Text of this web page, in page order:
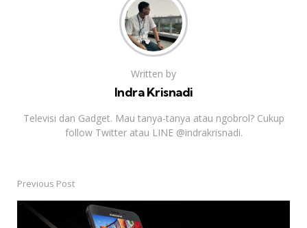
Written by
Indra Krisnadi
Televisi dan Gadget. Mau tanya-tanya atau ngobrol? Cukup
follow Twitter atau LINE @indrakrisnadi.
Post
navigation
Previous Post